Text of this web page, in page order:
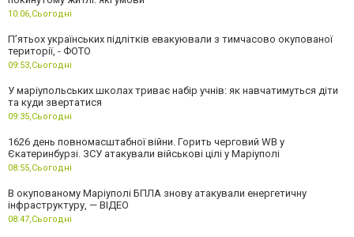
10:06,Сьогодні
П’ятьох українських підлітків евакуювали з тимчасово окупованої
території, - ФОТО
09:53,Сьогодні
У маріупольських школах триває набір учнів: як навчатимуться діти
та куди звертатися
09:35,Сьогодні
1626 день повномасштабної війни. Горить черговий WB у
Єкатеринбурзі. ЗСУ атакували військові цілі у Маріуполі
08:55,Сьогодні
В окупованому Маріуполі БПЛА знову атакували енергетичну
інфраструктуру, — ВІДЕО
08:47,Сьогодні